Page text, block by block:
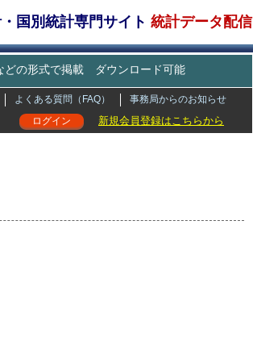
国別統計専門サイト 統計データ配信
どの形式で掲載 ダウンロード可能
事務局からのお知らせ
よくある質問（FAQ）
新規会員登録はこちらから
ログイン